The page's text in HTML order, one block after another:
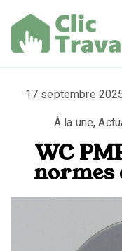
contenu
17 septembre
À la une,
WC
normes